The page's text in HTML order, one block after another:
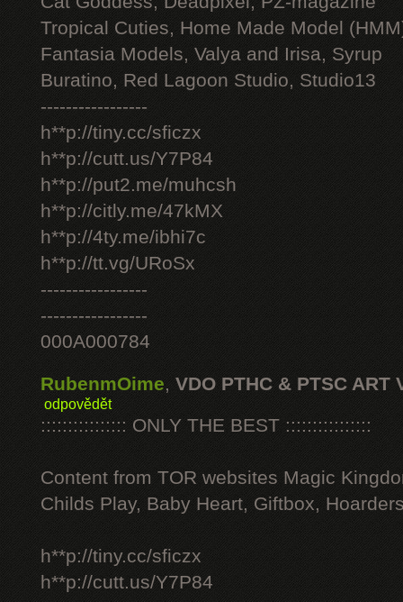
Tropical Cuties, Home Made Model
Fantasia Models, Valya and Irisa, Syrup
Buratino, Red Lagoon Studio, Studio13
-----------------
h**p://tiny.cc/sficzx
h**p://cutt.us/Y7P84
h**p://put2.me/muhcsh
h**p://citly.me/47kMX
h**p://4ty.me/ibhi7c
h**p://tt.vg/URoSx
-----------------
-----------------
000A000784
RubenmOime, VDO PTHC & PTSC ART
odpovědět
:::::::::::::::: ONLY THE BEST ::::::::::::::::
Content from TOR websites Magic
Childs Play, Baby Heart, Giftbox,
h**p://tiny.cc/sficzx
h**p://cutt.us/Y7P84